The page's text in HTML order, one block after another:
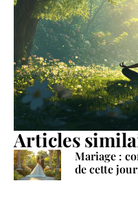
Articles
Mariage :
de cette